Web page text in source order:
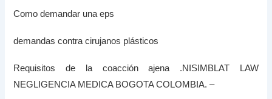
Como demandar una eps
demandas contra cirujanos plásticos
Requisitos de la coacción ajena .NISIMBLAT LAW
NEGLIGENCIA MEDICA BOGOTA COLOMBIA. –